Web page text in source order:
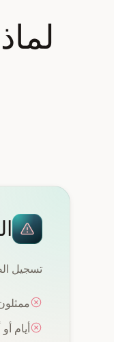
تسجيل
ممثلون
أيام